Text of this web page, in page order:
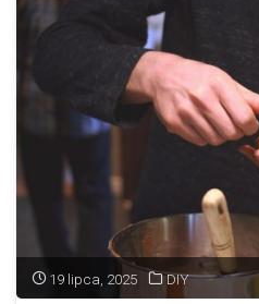
19 lipca, 2025 DIY